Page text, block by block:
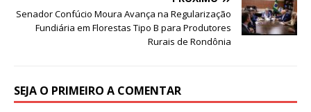
k
Senador Confúcio Moura Avança na Regularização
Fundiária em Florestas Tipo B para Produtores
Rurais de Rondônia
SEJA O PRIMEIRO A COMENTAR